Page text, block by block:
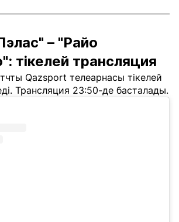
– "Райо
тікелей трансляция
Qazsport телеарнасы тікелей
Трансляция 23:50-де басталады.